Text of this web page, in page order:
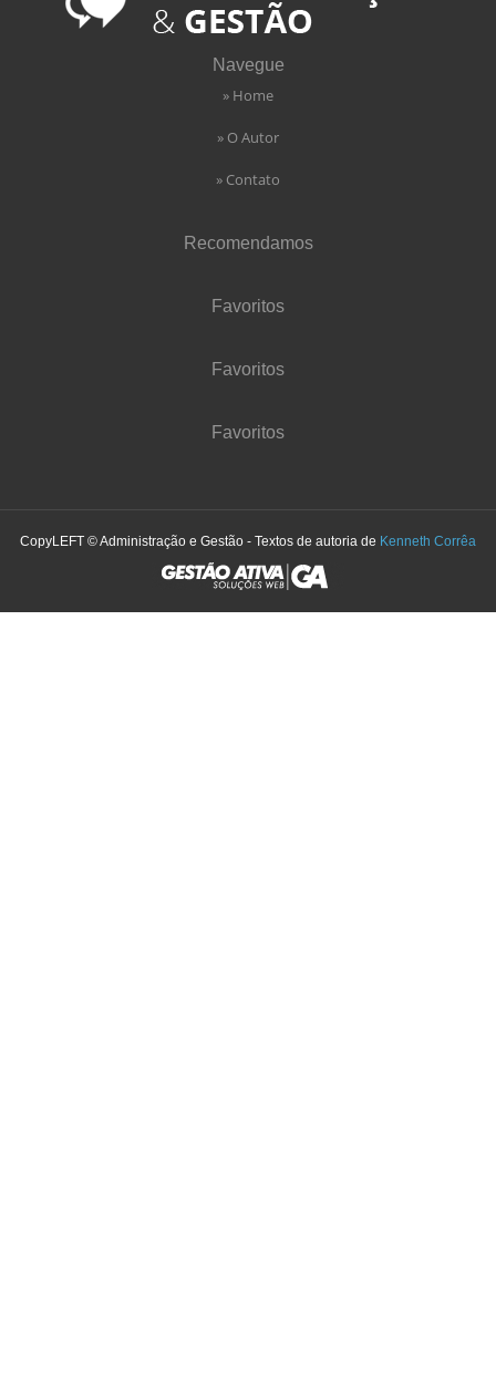
Navegue
» Home
» O Autor
» Contato
Recomendamos
Favoritos
Favoritos
Favoritos
CopyLEFT © Administração e Gestão - Textos de autoria de Kenneth Corrêa